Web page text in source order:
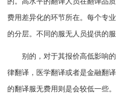
费用差异化的环节所在。每个专
的分层。不同的服无人员提供的
别的，对于其报价高低影响的
律翻译，医学翻译或者是金融翻
的翻译服无费用则是会较低一些。